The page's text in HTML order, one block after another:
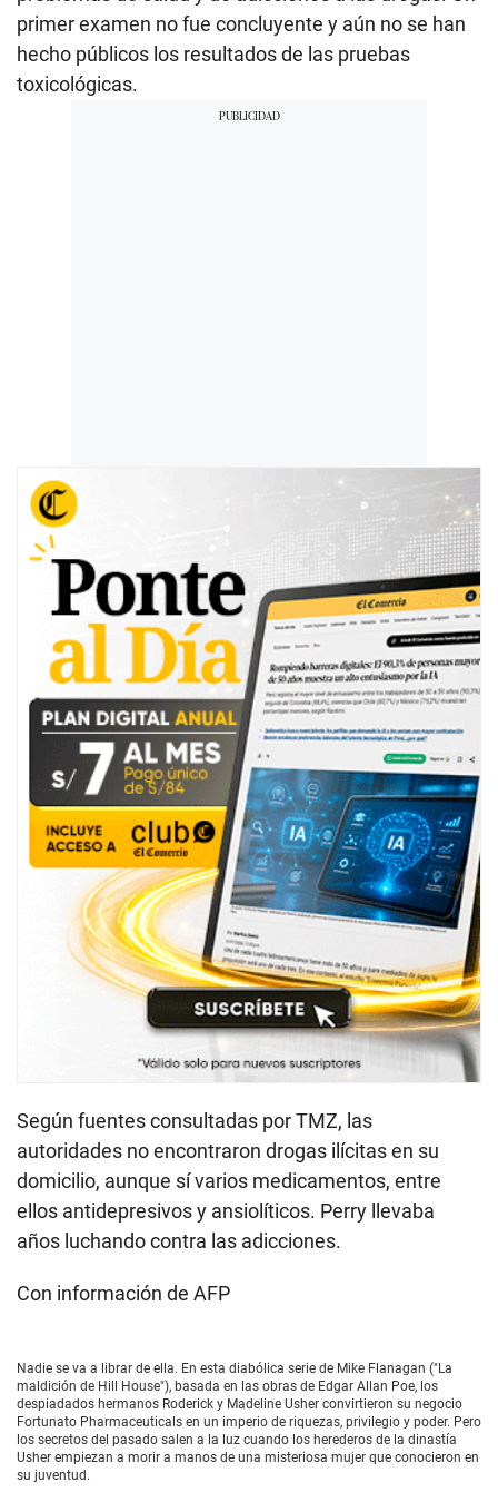
primer examen no fue concluyente y aún no se han
hecho públicos los resultados de las pruebas
toxicológicas.
Según fuentes consultadas por TMZ, las
autoridades no encontraron drogas ilícitas en su
domicilio, aunque sí varios medicamentos, entre
ellos antidepresivos y ansiolíticos. Perry llevaba
años luchando contra las adicciones.
Con información de AFP
Nadie se va a librar de ella. En esta diabólica serie de Mike Flanagan ("La
maldición de Hill House"), basada en las obras de Edgar Allan Poe, los
despiadados hermanos Roderick y Madeline Usher convirtieron su negocio
Fortunato Pharmaceuticals en un imperio de riquezas, privilegio y poder. Pero
los secretos del pasado salen a la luz cuando los herederos de la dinastía
Usher empiezan a morir a manos de una misteriosa mujer que conocieron en
su juventud.